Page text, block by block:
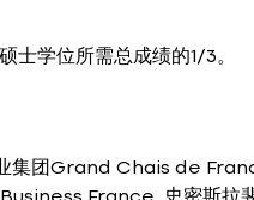
士学位所需总成绩的1/3。
集团Grand Chais de